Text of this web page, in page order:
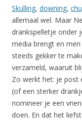
Skulling, downing,
allemaal wel. Maar
drankspelletje onder
media brengt en
steeds gekker te
verzameld, waaruit
Zo werkt het: je post
(of een sterker
nomineer je een
doen. En dat het